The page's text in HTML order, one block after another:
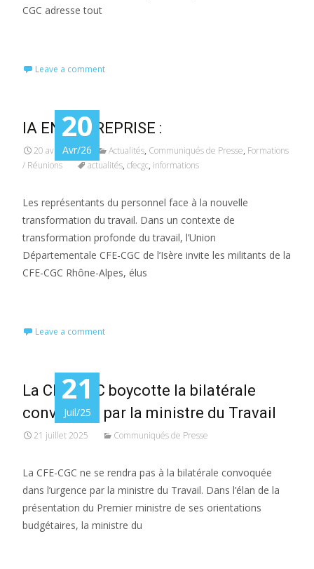
CGC adresse tout
Leave a comment
20
Avr/26
IA EN ENTREPRISE :
20 avril 2026 Actualités, Communiqués de Presse, Formations
/ Réunions
actualités, cfecgc, informations
Les représentants du personnel face à la nouvelle
transformation du travail. Dans un contexte de
transformation profonde du travail, l’Union
Départementale CFE-CGC de l’Isère invite les militants de la
CFE-CGC Rhône-Alpes, élus
Leave a comment
21
Juil/25
La CFE-CGC boycotte la bilatérale
convoquée par la ministre du Travail
21 juillet 2025 Communiqués de Presse
La CFE-CGC ne se rendra pas à la bilatérale convoquée
dans l’urgence par la ministre du Travail. Dans l’élan de la
présentation du Premier ministre de ses orientations
budgétaires, la ministre du